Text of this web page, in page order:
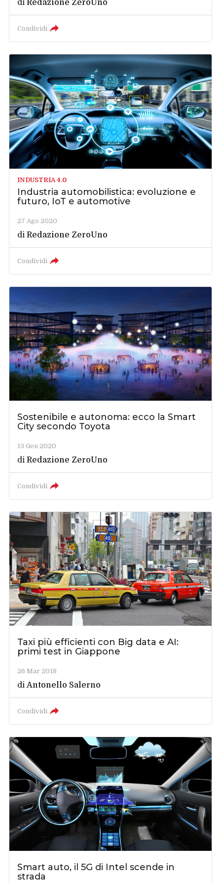
diRedazione ZeroUno
Condividi
INDUSTRIA 4.0
Industria automobilistica: evoluzione e
futuro, IoT e automotive
27 Ago 2020
diRedazione ZeroUno
Condividi
Sostenibile e autonoma: ecco la Smart
City secondo Toyota
13 Gen 2020
diRedazione ZeroUno
Condividi
Taxi più efficienti con Big data e AI:
primi test in Giappone
26 Mar 2018
diAntonello Salerno
Condividi
Smart auto, il 5G di Intel scende in
strada